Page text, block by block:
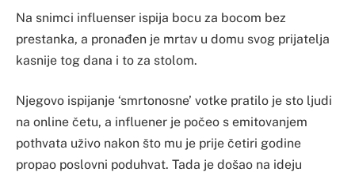
Na snimci influenser ispija bocu za bocom bez
prestanka, a pronađen je mrtav u domu svog prijatelja
kasnije tog dana i to za stolom.
Njegovo ispijanje ‘smrtonosne’ votke pratilo je sto ljudi
na online četu, a influener je počeo s emitovanjem
pothvata uživo nakon što mu je prije četiri godine
propao poslovni poduhvat. Tada je došao na ideju